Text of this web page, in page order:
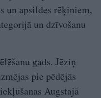
un apsildes rēķiniem,
un dzīvošanu
gads. Jēziņ
pie pēdējās
Augstajā